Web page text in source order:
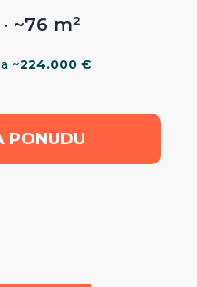
~76 m²
~224.000 €
PONUDU